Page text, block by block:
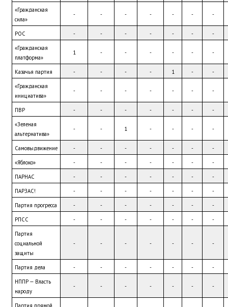
«Гражданская
сила»
- - - - - - -
РОС - - - - - -
-
«Гражданская
платформа»
1 - - - - - -
Казачья партия - - - - 1 -
-
«Гражданская
инициатива»
- - - - - - -
ПВР - - - - - -
-
«Зеленая
альтернатива»
- - 1 - - - -
Самовыдвижение - - - - - -
-
«Яблоко»
- - - - - -
-
ПАРНАС
- - - - - -
-
ПАРЗАС!
- - - - - -
-
Партия прогресса
- - - - - -
-
РПСС
- - - - - -
-
Партия
социальной
защиты
- - - - - - -
Партия дела - - - - - -
-
НППР — Власть
народу
- - - - - - -
Партия прямой